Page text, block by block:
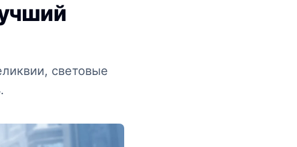
световые